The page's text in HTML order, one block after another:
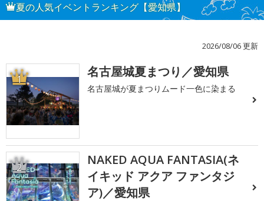
夏の人気イベントランキング【愛知県】
2026/08/06 更新
1 名古屋城夏まつり／愛知県
名古屋城が夏まつりムード一色に染まる
2
NAKED AQUA FANTASIA(ネ
イキッド アクア ファンタジ
ア)／愛知県